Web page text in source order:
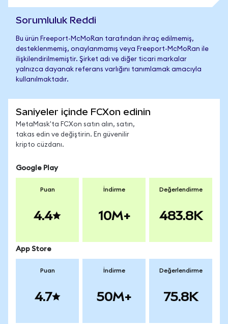
Sorumluluk Reddi
Bu ürün Freeport-McMoRan tarafından ihraç edilmemiş,
desteklenmemiş, onaylanmamış veya Freeport-McMoRan ile
ilişkilendirilmemiştir. Şirket adı ve diğer ticari markalar
yalnızca dayanak referans varlığını tanımlamak amacıyla
kullanılmaktadır.
Saniyeler içinde FCXon edinin
MetaMask'ta FCXon satın alın, satın,
takas edin ve değiştirin. En güvenilir
kripto cüzdanı.
Google Play
Puan
4.4
İndirme
10M+
Değerlendirme
483.8K
App Store
Puan
4.7
İndirme
50M+
Değerlendirme
75.8K